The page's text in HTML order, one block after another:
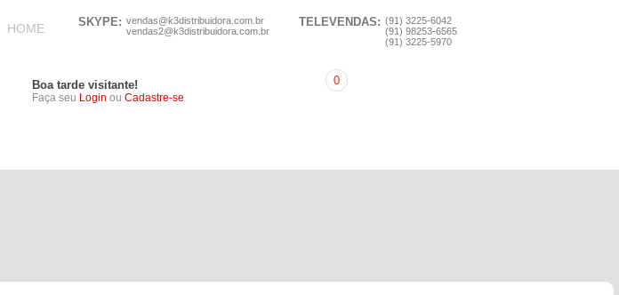
HOME SKYPE: vendas@k3distribuidora.com.br
vendas2@k3distribuidora.com.br
TELEVENDAS: (91) 3225-6042
(91) 98253-6565
(91) 3225-5970
Boa tarde visitante!
Faça seu Login ou Cadastre-se
0